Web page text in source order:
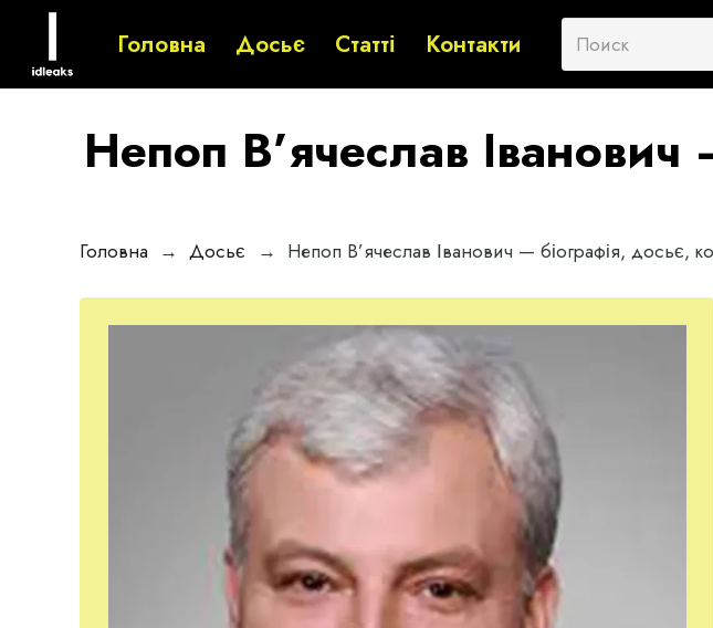
Головна Досьє Статті Контакти
Непоп В’ячеслав
Головна → Досьє → Непоп В’ячеслав Іванович — біографія, досьє,